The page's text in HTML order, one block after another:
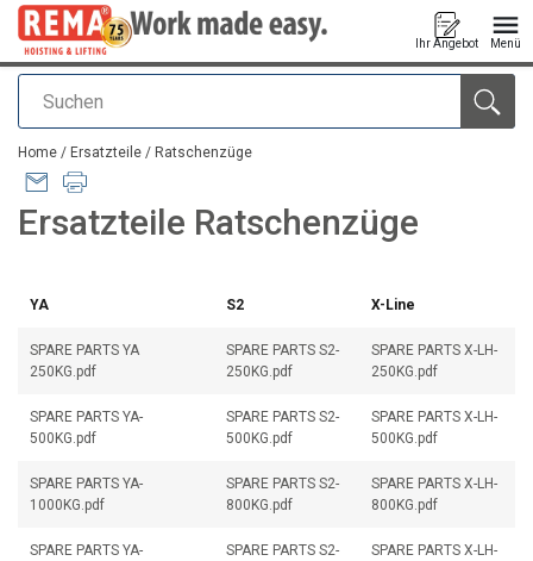
Suchen
Ihr Angebot Menü
Anfragen
Home / Ersatzteile / Ratschenzüge
Ersatzteile Ratschenzüge
YA S2 X-Line
SPARE PARTS YA
250KG.pdf
SPARE PARTS S2-
250KG.pdf
SPARE PARTS X-LH-
250KG.pdf
SPARE PARTS YA-
500KG.pdf
SPARE PARTS S2-
500KG.pdf
SPARE PARTS X-LH-
500KG.pdf
SPARE PARTS YA-
1000KG.pdf
SPARE PARTS S2-
800KG.pdf
SPARE PARTS X-LH-
800KG.pdf
SPARE PARTS YA-
SPARE PARTS S2-
SPARE PARTS X-LH-